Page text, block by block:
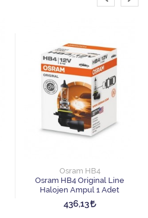
Osram HB4
Osram HB4 Original Line
Halojen Ampul 1 Adet
436,13